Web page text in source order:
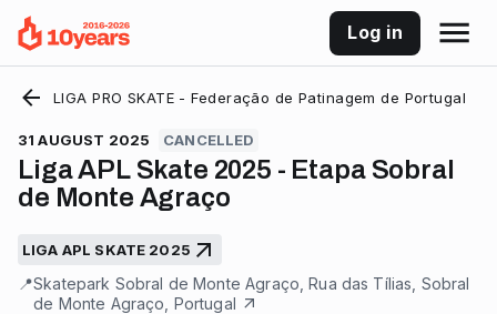
Log in
LIGA PRO SKATE - Federação de Patinagem de Portugal
31 AUGUST 2025 CANCELLED
Liga APL Skate 2025 - Etapa Sobral
de Monte Agraço
LIGA APL SKATE 2025
📍Skatepark Sobral de Monte Agraço, Rua das Tílias, Sobral
de Monte Agraço, Portugal